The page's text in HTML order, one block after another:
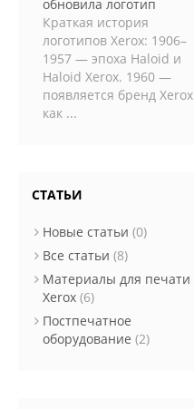
обновила логотип
Краткая история
логотипов Xerox: 1906–
1957 — эпоха Haloid и
Haloid Xerox. 1960 —
появляется бренд Xerox
как ...
СТАТЬИ
Новые статьи (0)
Все статьи (8)
Материалы для печати
Xerox (6)
Постпечатное
оборудование (2)